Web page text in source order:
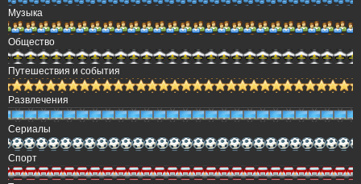
Музыка
Общество
Путешествия и события
Развлечения
Сериалы
Спорт